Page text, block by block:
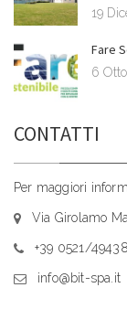
19
Fare
6
CONTATTI
Per maggiori
Via Girolamo
+39 0521/
info@bit-spa.it